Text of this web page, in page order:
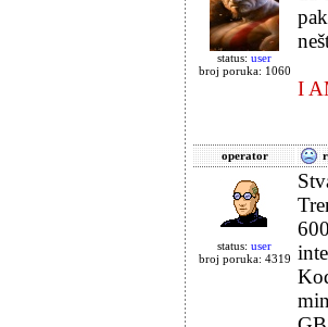
status: user
broj poruka: 1060
I
operator
status: user
broj poruka: 4319